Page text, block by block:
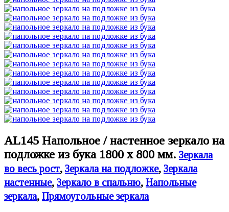
AL145 Напольное / настенное зеркало на
подложке из бука 1800 х 800 мм. Зеркала
во весь рост, Зеркала на подложке, Зеркала
настенные, Зеркало в спальню, Напольные
зеркала, Прямоугольные зеркала